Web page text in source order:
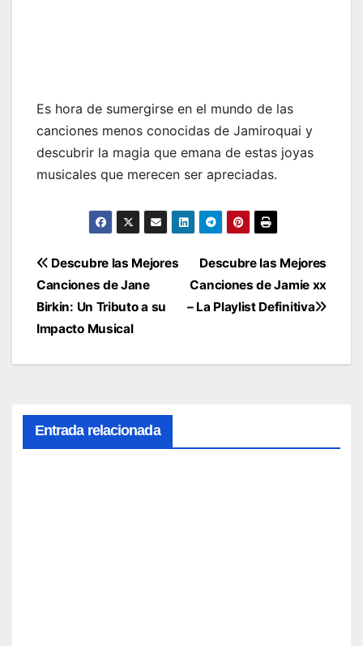
Es hora de sumergirse en el mundo de las
canciones menos conocidas de Jamiroquai y
descubrir la magia que emana de estas joyas
musicales que merecen ser apreciadas.
Navegación
de
entradas
Descubre las Mejores
Canciones de Jamie xx
– La Playlist Definitiva
Descubre las Mejores
Canciones de Jane
Birkin: Un Tributo a su
Impacto Musical
Entrada relacionada